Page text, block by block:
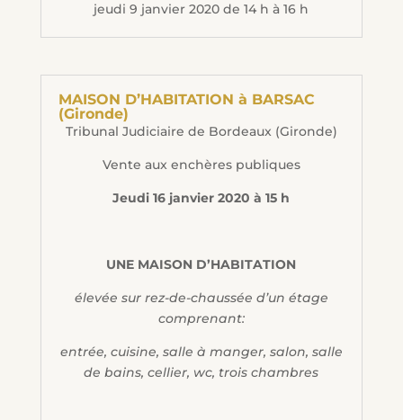
jeudi 9 janvier 2020 de 14 h à 16 h
MAISON D’HABITATION à BARSAC
(Gironde)
Tribunal Judiciaire de Bordeaux (Gironde)
Vente aux enchères publiques
Jeudi 16 janvier 2020 à 15 h
UNE MAISON D’HABITATION
élevée sur rez-de-chaussée d’un étage
comprenant:
entrée, cuisine, salle à manger, salon, salle
de bains, cellier, wc, trois chambres